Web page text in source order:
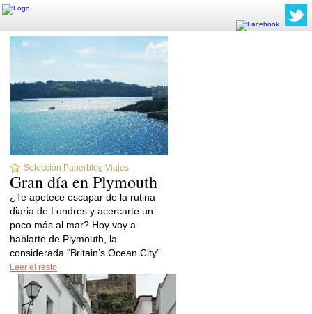
Selección Paperblog Viajes
Gran día en Plymouth
¿Te apetece escapar de la rutina
diaria de Londres y acercarte un
poco más al mar? Hoy voy a
hablarte de Plymouth, la
considerada “Britain’s Ocean City”.
Leer el resto